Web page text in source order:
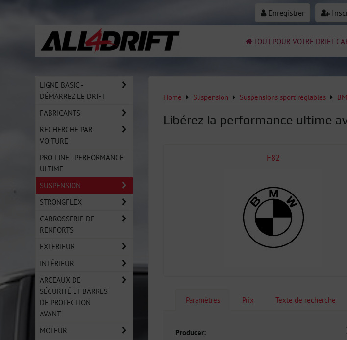
Enregistrer
TOUT POUR VOTRE DRIFT
Home Suspension Suspensions sport réglables
Libérez la performance ultime
F82
Paramètres Prix Texte de recherche
Producer:
LIGNE BASIC -
DÉMARREZ LE DRIFT
FABRICANTS
RECHERCHE PAR
VOITURE
PRO LINE - PERFORMANCE
ULTIME
SUSPENSION
STRONGFLEX
CARROSSERIE DE
RENFORTS
EXTÉRIEUR
INTÉRIEUR
ARCEAUX DE
SÉCURITÉ ET BARRES
DE PROTECTION
AVANT
MOTEUR